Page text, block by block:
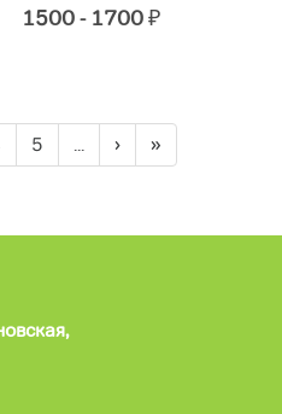
1500 - 1700₽
5 ... › »